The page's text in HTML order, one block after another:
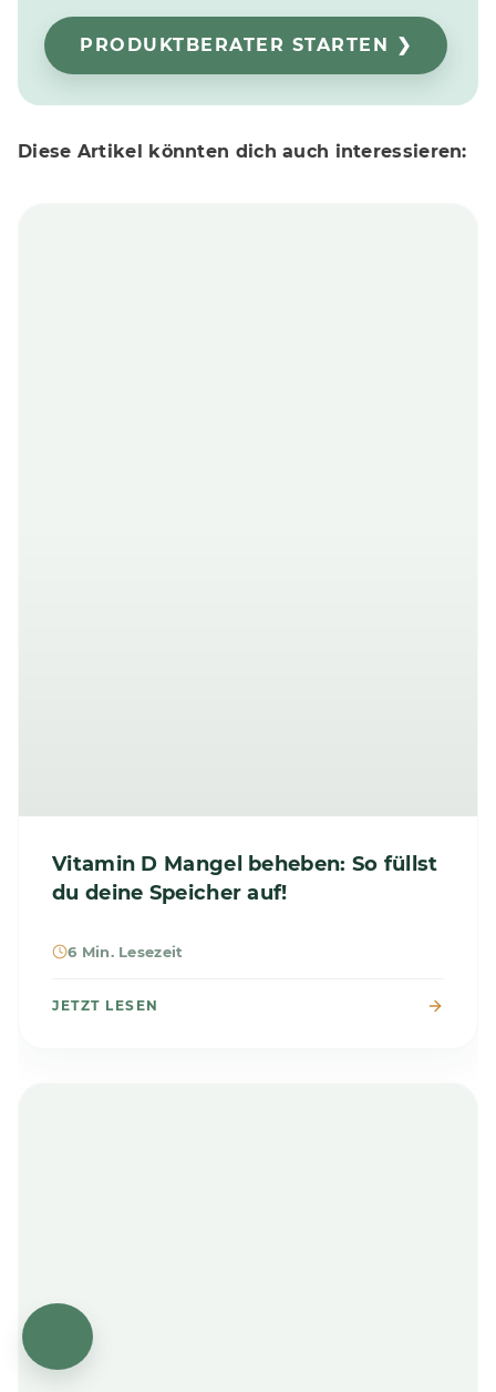
PRODUKTBERATER STARTEN ❯
Diese Artikel könnten dich auch interessieren:
Vitamin D Mangel beheben: So füllst
du deine Speicher auf!
6 Min. Lesezeit
JETZT LESEN